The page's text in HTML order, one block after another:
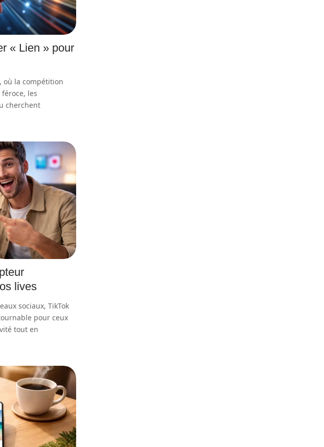
« Lien » pour
où la compétition
les
cherchent
lives
sociaux, TikTok
pour ceux
tout en